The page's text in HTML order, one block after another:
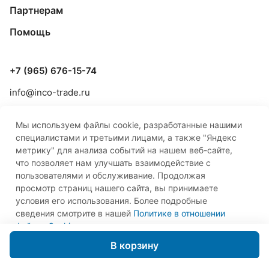
В корзину
Партнерам
Помощь
+7 (965) 676-15-74
info@inco-trade.ru
© 2026 ООО «Инко-Трейд»
Мы используем файлы cookie, разработанные нашими
специалистами и третьими лицами, а также "Яндекс
метрику" для анализа событий на нашем веб-сайте,
что позволяет нам улучшать взаимодействие с
пользователями и обслуживание. Продолжая
просмотр страниц нашего сайта, вы принимаете
условия его использования. Более подробные
сведения смотрите в нашей Политике в отношении
файлов Cookie